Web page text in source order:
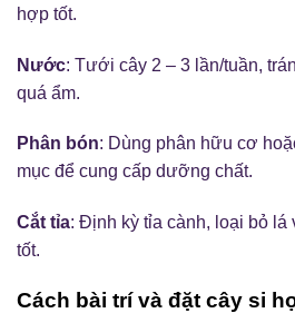
hợp tốt.
Nước: Tưới cây 2 – 3 lần/tuần,
quá ẩm.
Phân bón: Dùng phân hữu cơ
mục để cung cấp dưỡng chất.
Cắt tỉa: Định kỳ tỉa cành, loại bỏ lá
tốt.
Cách bài trí và đặt cây si